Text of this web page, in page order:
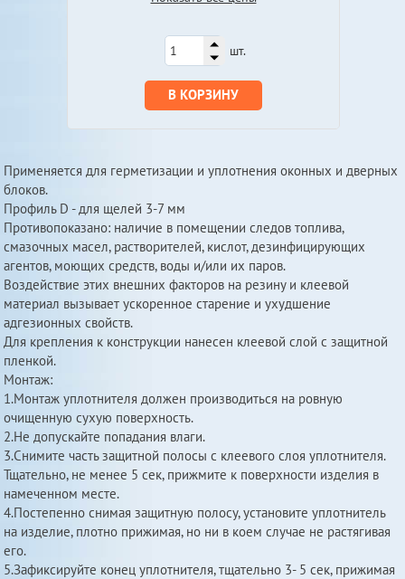
шт.
В КОРЗИНУ
Применяется для герметизации и уплотнения оконных и дверных
блоков.
Профиль D - для щелей 3-7 мм
Противопоказано: наличие в помещении следов топлива,
смазочных масел, растворителей, кислот, дезинфицирующих
агентов, моющих средств, воды и/или их паров.
Воздействие этих внешних факторов на резину и клеевой
материал вызывает ускоренное старение и ухудшение
адгезионных свойств.
Для крепления к конструкции нанесен клеевой слой с защитной
пленкой.
Монтаж:
1.Монтаж уплотнителя должен производиться на ровную
очищенную сухую поверхность.
2.Не допускайте попадания влаги.
3.Снимите часть защитной полосы с клеевого слоя уплотнителя.
Тщательно, не менее 5 сек, прижмите к поверхности изделия в
намеченном месте.
4.Постепенно снимая защитную полосу, установите уплотнитель
на изделие, плотно прижимая, но ни в коем случае не растягивая
его.
5.Зафиксируйте конец уплотнителя, тщательно 3- 5 сек, прижимая